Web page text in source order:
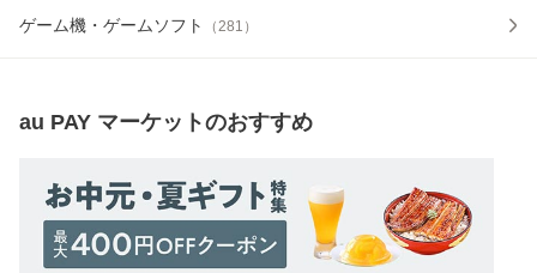
ゲーム機・ゲームソフト （281 ）
au PAY マーケットのおすすめ